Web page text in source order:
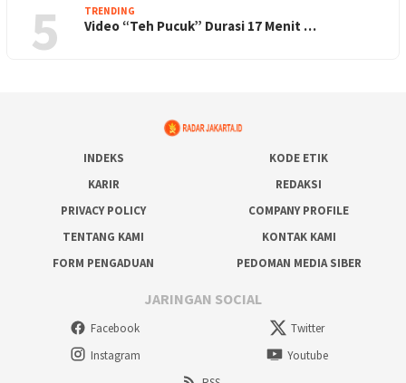
5 TRENDING
Video “Teh Pucuk” Durasi 17 Menit …
INDEKS
KODE ETIK
KARIR
REDAKSI
PRIVACY POLICY
COMPANY PROFILE
TENTANG KAMI
KONTAK KAMI
FORM PENGADUAN
PEDOMAN MEDIA SIBER
JARINGAN SOCIAL
Facebook
Twitter
Instagram
Youtube